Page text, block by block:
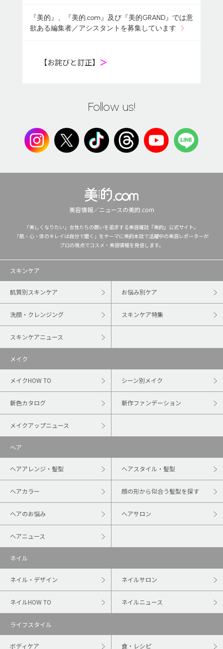
『美的』、『美的.com』及び『美的GRAND』では意
欲ある編集者／アシスタントを募集しています
【お詫びと訂正】 ＞
Follow us!
美容情報／ニュースの美的.com
「美しくなりたい」女性たちの願いを追求する美容雑誌『美的』公式サイト。
「肌・心・体のキレイは自分で磨く」をテーマに美的本誌で活躍中の美容レポーターが
プロの視点でコスメ・美容情報を発信します。
スキンケア
肌質別スキンケア お悩み別ケア
洗顔・クレンジング スキンケア特集
スキンケアニュース
メイク
メイクHOW TO シーン別メイク
新色カタログ 新作ファンデーション
メイクアップニュース
ヘア
ヘアアレンジ・髪型 ヘアスタイル・髪型
ヘアカラー 顔の形から似合う髪型を探す
ヘアのお悩み ヘアサロン
ヘアニュース
ネイル
ネイル・デザイン ネイルサロン
ネイルHOW TO ネイルニュース
ライフスタイル
ボディケア 食・レシピ